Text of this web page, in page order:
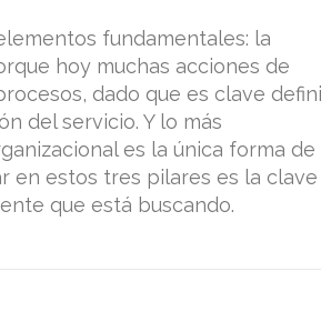
fundamentales: la
hoy muchas acciones de
dado que es clave
del servicio. Y lo más
es la única forma de
en estos tres pilares es la clave
que está buscando.